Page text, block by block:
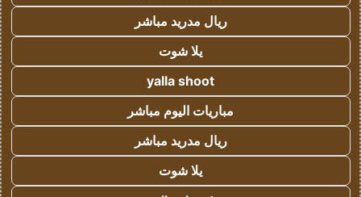
ريال مدريد مباشر
يلا شوت
yalla shoot
مباريات اليوم مباشر
ريال مدريد مباشر
يلا شوت